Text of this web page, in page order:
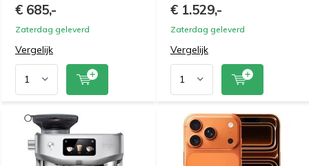
€ 685,-
Zaterdag geleverd
Vergelijk
€ 1.529,-
Zaterdag geleverd
Vergelijk